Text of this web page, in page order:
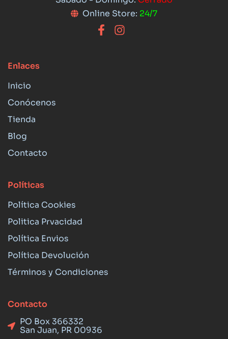
Online Store: 24/7
Enlaces
Inicio
Conócenos
Tienda
Blog
Contacto
Políticas
Política Cookies
Politica Prvacidad
Política Envios
Política Devolución
Términos y Condiciones
Contacto
PO Box 366332
San Juan, PR 00936